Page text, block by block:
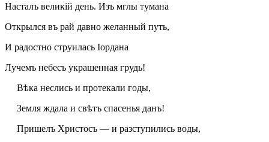
Насталъ великій день. Изъ мглы тумана
Открылся въ рай давно желанный путь,
И радостно струилась Іордана
Лучемъ небесъ украшенная грудь!
Вѣка неслись и протекали годы,
Земля ждала и свѣтъ спасенья данъ!
Пришелъ Христосъ — и разступились воды,